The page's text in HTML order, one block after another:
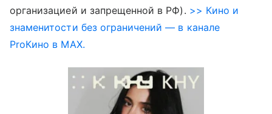
организацией и запрещенной в РФ). >> Кино и
знаменитости без ограничений — в канале
ProКино в MAX.